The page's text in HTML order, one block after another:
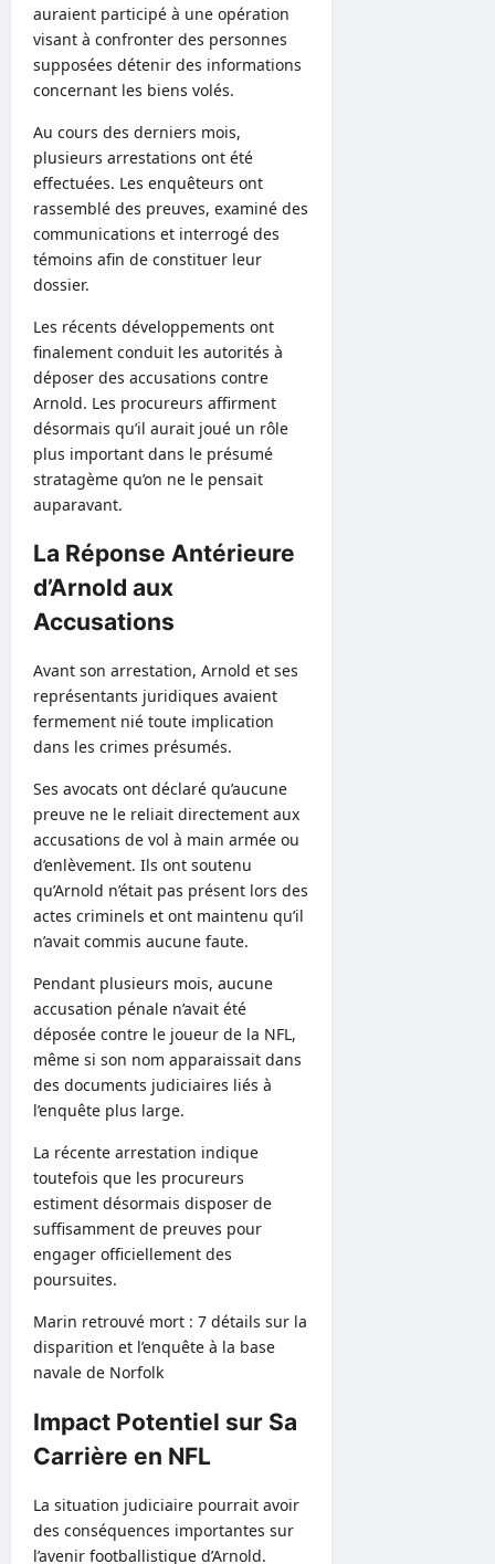
auraient participé à une opération
visant à confronter des personnes
supposées détenir des informations
concernant les biens volés.
Au cours des derniers mois,
plusieurs arrestations ont été
effectuées. Les enquêteurs ont
rassemblé des preuves, examiné des
communications et interrogé des
témoins afin de constituer leur
dossier.
Les récents développements ont
finalement conduit les autorités à
déposer des accusations contre
Arnold. Les procureurs affirment
désormais qu’il aurait joué un rôle
plus important dans le présumé
stratagème qu’on ne le pensait
auparavant.
La Réponse Antérieure
d’Arnold aux
Accusations
Avant son arrestation, Arnold et ses
représentants juridiques avaient
fermement nié toute implication
dans les crimes présumés.
Ses avocats ont déclaré qu’aucune
preuve ne le reliait directement aux
accusations de vol à main armée ou
d’enlèvement. Ils ont soutenu
qu’Arnold n’était pas présent lors des
actes criminels et ont maintenu qu’il
n’avait commis aucune faute.
Pendant plusieurs mois, aucune
accusation pénale n’avait été
déposée contre le joueur de la NFL,
même si son nom apparaissait dans
des documents judiciaires liés à
l’enquête plus large.
La récente arrestation indique
toutefois que les procureurs
estiment désormais disposer de
suffisamment de preuves pour
engager officiellement des
poursuites.
Marin retrouvé mort : 7 détails sur la
disparition et l’enquête à la base
navale de Norfolk
Impact Potentiel sur Sa
Carrière en NFL
La situation judiciaire pourrait avoir
des conséquences importantes sur
l’avenir footballistique d’Arnold.